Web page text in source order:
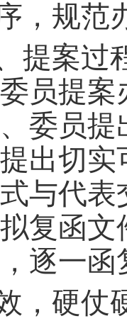
，规范
提案过
员提
委员
出切
与代
复函
逐一
，硬仗